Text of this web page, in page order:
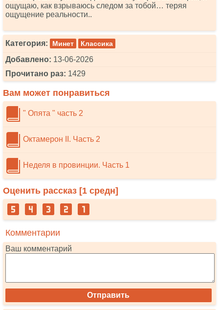
ощущаю, как взрываюсь следом за тобой… теряя
ощущение реальности..
Категория: Минет Классика
Добавлено: 13-06-2026
Прочитано раз: 1429
Вам может понравиться
" Опята " часть 2
Октамерон II. Часть 2
Неделя в провинции. Часть 1
Оценить рассказ [1 средн]
Комментарии
Ваш комментарий